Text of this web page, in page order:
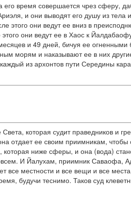
его время совершается чрез сферу,
и они выводят его душу из тела
этого они ведут ее вниз в
они ведут ее в Хаос к
и 49 дней, бичуя ее
морям и наказывают ее в них
из архонтов пути Середины
которая судит праведников и
отдает ее своим приимникам,
ниже сферы, и она (вода)
И Йалухам, приимник Саваофа,
все местности и все вещи и все
будучи теснимо. Таков суд